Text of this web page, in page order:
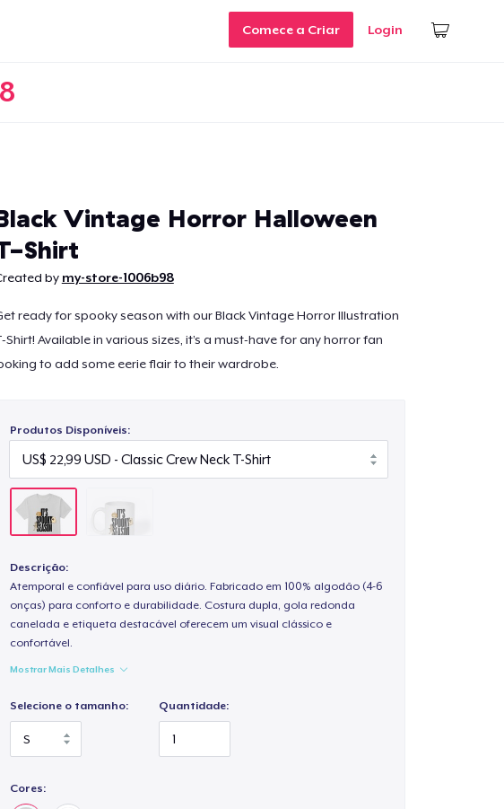
Comece a Criar Login
Vintage Horror Halloween
Shirt
by my-store-1006b98
ready for spooky season with our Black Vintage Horror Illustration
Shirt! Available in various sizes, it’s a must-have for any horror fan
to add some eerie flair to their wardrobe.
Produtos Disponíveis:
Descrição:
Atemporal e confiável para uso diário. Fabricado em 100% algodão (4-6
onças) para conforto e durabilidade. Costura dupla, gola redonda
canelada e etiqueta destacável oferecem um visual clássico e
confortável.
Mostrar Mais Detalhes
Selecione o tamanho: Quantidade:
Cores: